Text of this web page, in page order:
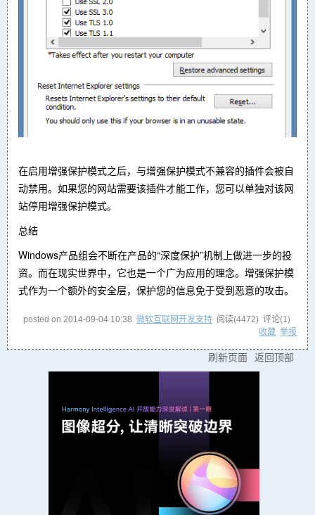
在启用增强保护模式之后，与增强保护模式不兼容的插件会被自
动禁用。如果您的网站需要该插件才能工作，您可以单独对该网
站停用增强保护模式。
总结
Windows产品组会不断在产品的“深度保护”机制上做进一步的投
资。而在现实世界中，它也是一个广为应用的理念。增强保护模
式作为一个额外的安全层，保护您的信息免于受到恶意的攻击。
posted on 2014-09-04 10:38 微软互联网开发支持 阅读(4472) 评论(1 )
收藏 举报
刷新页面 返回顶部